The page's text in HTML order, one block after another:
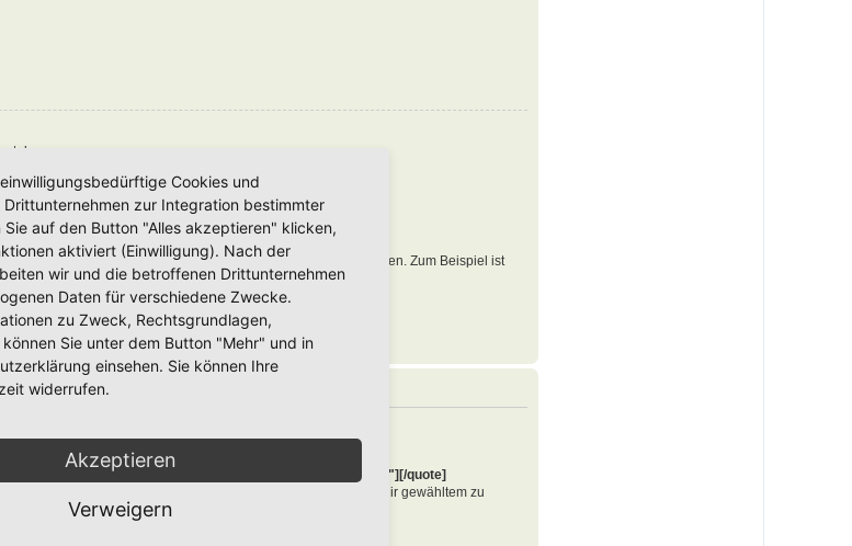
du
verantwortlich bist, dass die Tags richtig geschlossen werden. Zum Beispiel ist
wirst du feststellen, dass der alte Beitragstext von
[quote=""][/quote]
einer Referenz zu einer Person oder zu etwas anderem von dir gewähltem zu
Cookies und
Drittunternehmen zur Integration bestimmter
Sie auf den Button "Alles akzeptieren" klicken,
aktiviert (Einwilligung). Nach der
wir und die betroffenen Drittunternehmen
Daten für verschiedene Zwecke.
zu Zweck, Rechtsgrundlagen,
Sie unter dem Button "Mehr" und in
einsehen. Sie können Ihre
widerrufen.
Akzeptieren
Verweigern